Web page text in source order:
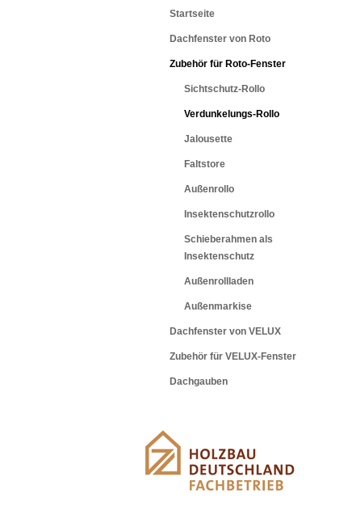
Startseite
Dachfenster von Roto
Zubehör für Roto-Fenster
Sichtschutz-Rollo
Verdunkelungs-Rollo
Jalousette
Faltstore
Außenrollo
Insektenschutzrollo
Schieberahmen als
Insektenschutz
Außenrollladen
Außenmarkise
Dachfenster von VELUX
Zubehör für VELUX-Fenster
Dachgauben